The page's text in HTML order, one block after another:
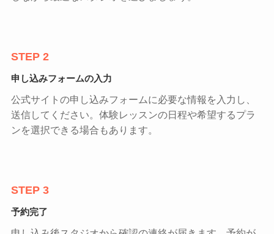
STEP 2
申し込みフォームの入力
公式サイトの申し込みフォームに必要な情報を入力し、
送信してください。体験レッスンの日程や希望するプラ
ンを選択できる場合もあります。
STEP 3
予約完了